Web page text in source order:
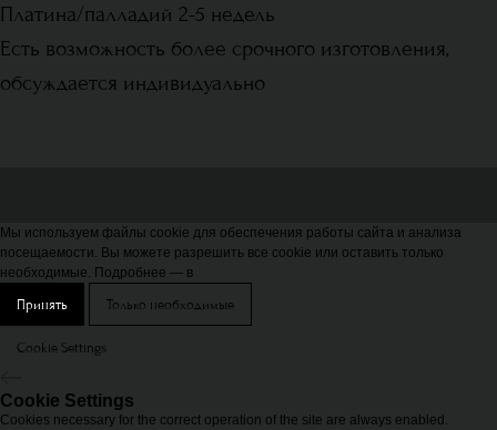
Платина/палладий 2-5 недель
Есть возможность более срочного изготовления,
обсуждается индивидуально
Мы используем файлы cookie для обеспечения работы сайта и анализа
посещаемости. Вы можете разрешить все cookie или оставить только
необходимые. Подробнее — в
Принять Только необходимые
Cookie Settings
Cookie Settings
Cookies necessary for the correct operation of the site are always enabled.